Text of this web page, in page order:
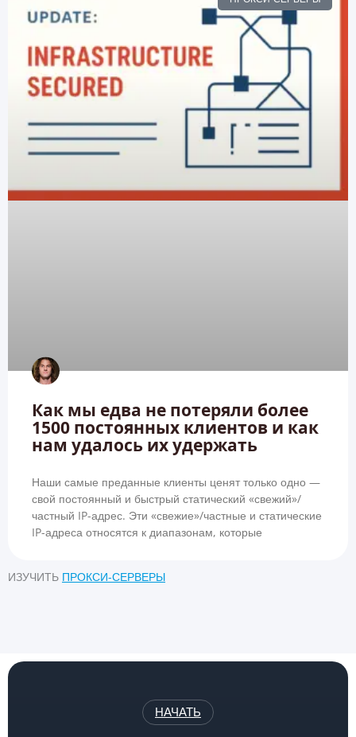
Как мы едва не потеряли более
1500 постоянных клиентов и как
нам удалось их удержать
Наши самые преданные клиенты ценят только одно —
свой постоянный и быстрый статический «свежий»/
частный IP-адрес. Эти «свежие»/частные и статические
IP-адреса относятся к диапазонам, которые
ИЗУЧИТЬ ПРОКСИ-СЕРВЕРЫ
НАЧАТЬ